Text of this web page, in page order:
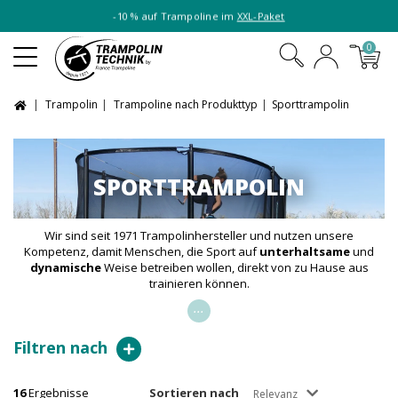
-10 % auf Trampoline im XXL-Paket
0
Trampolin Trampoline nach Produkttyp Sporttrampolin
SPORTTRAMPOLIN
Wir sind seit 1971 Trampolinhersteller und nutzen unsere
Kompetenz, damit Menschen, die Sport aufunterhaltsameund
dynamischeWeise betreiben wollen, direkt von zu Hause aus
trainieren können.
...
Filtren nach
16Ergebnisse Sortieren nach Relevanz